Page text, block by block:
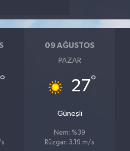
°
09 AĞUSTOS
PAZAR
27°
Güneşli
Nem: %39
Rüzgar: 3.19 m/s